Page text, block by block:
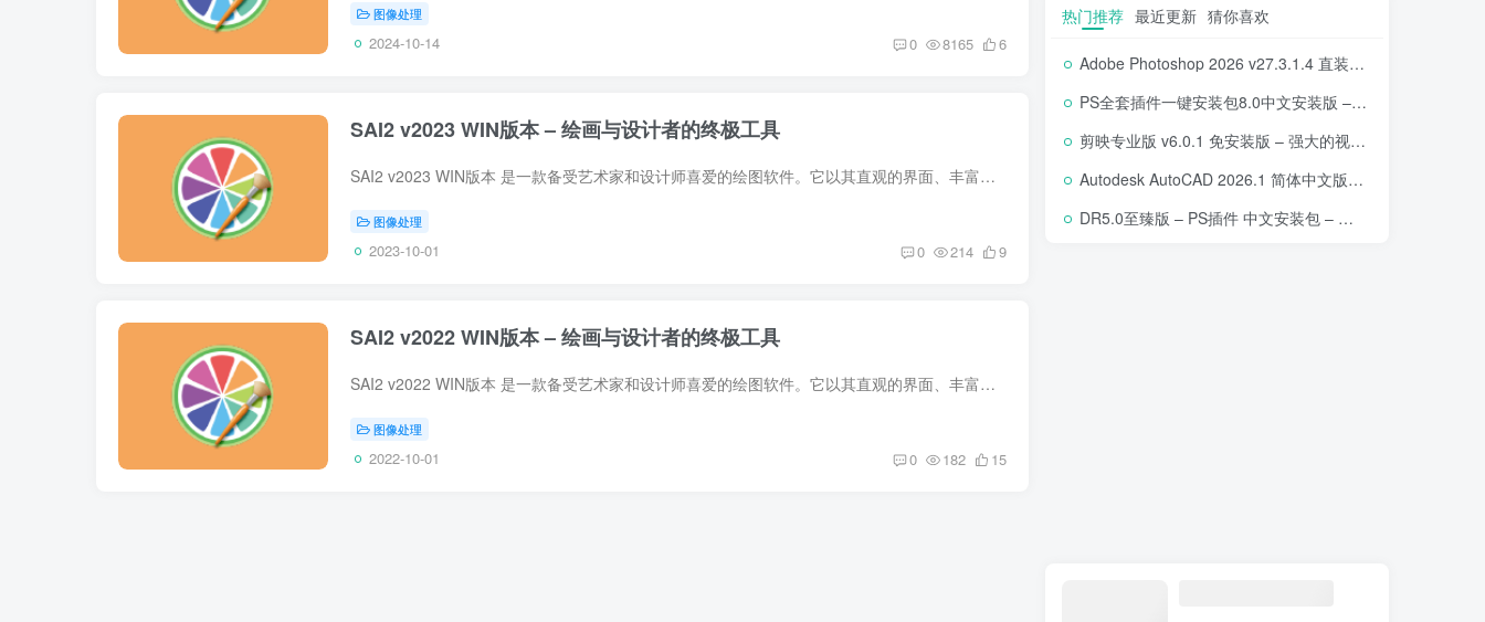
图像处理
2024-10-14 0 8165 6
SAI2 v2023 WIN版本 – 绘画与设计者的终极工具
SAI2 v2023 WIN版本 是一款备受艺术家和设计师喜爱的绘图软件。它以其直观的界面、丰富的绘画工具和卓越的性能，成为数字绘画领域的首选工具之一。这款软件不仅适合初学者，也能满足专业艺术家...
图像处理
2023-10-01 0 214 9
SAI2 v2022 WIN版本 – 绘画与设计者的终极工具
SAI2 v2022 WIN版本 是一款备受艺术家和设计师喜爱的绘图软件。它以其直观的界面、丰富的绘画工具和卓越的性能，成为数字绘画领域的首选工具之一。这款软件不仅适合初学者，也能满足专业艺术家...
图像处理
2022-10-01 0 182 15
热门推荐 最近更新 猜你喜欢
Adobe Photoshop 2026 v27.3.1.4 直装版下载 – 专业图像编辑软件
PS全套插件一键安装包8.0中文安装版 – 支持2018-2025 – 提升设计效率
剪映专业版 v6.0.1 免安装版 – 强大的视频编辑工具
Autodesk AutoCAD 2026.1 简体中文版 – 专业计算机辅助设计软件
DR5.0至臻版 – PS插件 中文安装包 – 专业级人像修图工具